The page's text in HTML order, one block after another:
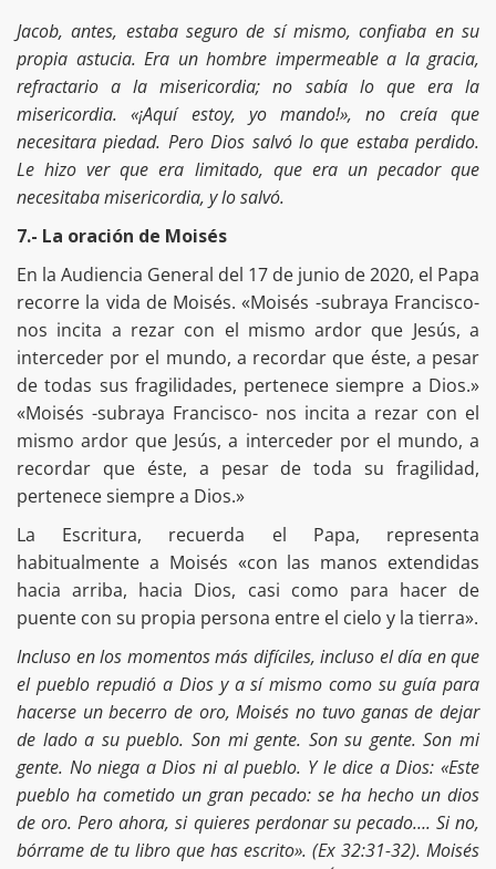
Jacob, antes, estaba seguro de sí mismo, confiaba en su
propia astucia. Era un hombre impermeable a la gracia,
refractario a la misericordia; no sabía lo que era la
misericordia. «¡Aquí estoy, yo mando!», no creía que
necesitara piedad. Pero Dios salvó lo que estaba perdido.
Le hizo ver que era limitado, que era un pecador que
necesitaba misericordia, y lo salvó.
7.- La oración de Moisés
En la Audiencia General del 17 de junio de 2020, el Papa
recorre la vida de Moisés. «Moisés -subraya Francisco-
nos incita a rezar con el mismo ardor que Jesús, a
interceder por el mundo, a recordar que éste, a pesar
de todas sus fragilidades, pertenece siempre a Dios.»
«Moisés -subraya Francisco- nos incita a rezar con el
mismo ardor que Jesús, a interceder por el mundo, a
recordar que éste, a pesar de toda su fragilidad,
pertenece siempre a Dios.»
La Escritura, recuerda el Papa, representa
habitualmente a Moisés «con las manos extendidas
hacia arriba, hacia Dios, casi como para hacer de
puente con su propia persona entre el cielo y la tierra».
Incluso en los momentos más difíciles, incluso el día en que
el pueblo repudió a Dios y a sí mismo como su guía para
hacerse un becerro de oro, Moisés no tuvo ganas de dejar
de lado a su pueblo. Son mi gente. Son su gente. Son mi
gente. No niega a Dios ni al pueblo. Y le dice a Dios: «Este
pueblo ha cometido un gran pecado: se ha hecho un dios
de oro. Pero ahora, si quieres perdonar su pecado…. Si no,
bórrame de tu libro que has escrito». (Ex 32:31-32). Moisés